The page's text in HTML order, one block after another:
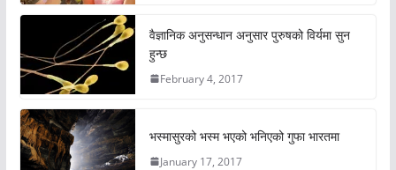
वैज्ञानिक अनुसन्धान अनुसार पुरुषको विर्यमा सुन
हुन्छ
February 4, 2017
भस्मासुरको भस्म भएको भनिएको गुफा भारतमा
January 17, 2017